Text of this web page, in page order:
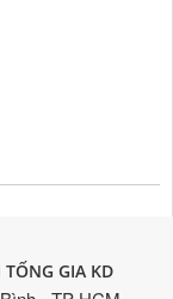
GIA KD